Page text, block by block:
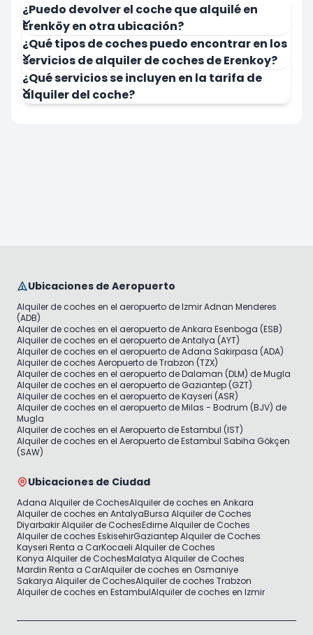
¿Puedo devolver el coche que alquilé en
Erenköy en otra ubicación?
¿Qué tipos de coches puedo encontrar en los
servicios de alquiler de coches de Erenkoy?
¿Qué servicios se incluyen en la tarifa de
alquiler del coche?
Ubicaciones de Aeropuerto
Alquiler de coches en el aeropuerto de Izmir Adnan Menderes
(ADB)
Alquiler de coches en el aeropuerto de Ankara Esenboga (ESB)
Alquiler de coches en el aeropuerto de Antalya (AYT)
Alquiler de coches en el aeropuerto de Adana Sakirpasa (ADA)
Alquiler de coches Aeropuerto de Trabzon (TZX)
Alquiler de coches en el aeropuerto de Dalaman (DLM) de Mugla
Alquiler de coches en el aeropuerto de Gaziantep (GZT)
Alquiler de coches en el aeropuerto de Kayseri (ASR)
Alquiler de coches en el aeropuerto de Milas - Bodrum (BJV) de
Mugla
Alquiler de coches en el Aeropuerto de Estambul (IST)
Alquiler de coches en el Aeropuerto de Estambul Sabiha Gökçen
(SAW)
Ubicaciones de Ciudad
Adana Alquiler de CochesAlquiler de coches en Ankara
Alquiler de coches en AntalyaBursa Alquiler de Coches
Diyarbakir Alquiler de CochesEdirne Alquiler de Coches
Alquiler de coches EskisehirGaziantep Alquiler de Coches
Kayseri Renta a CarKocaeli Alquiler de Coches
Konya Alquiler de CochesMalatya Alquiler de Coches
Mardin Renta a CarAlquiler de coches en Osmaniye
Sakarya Alquiler de CochesAlquiler de coches Trabzon
Alquiler de coches en EstambulAlquiler de coches en Izmir